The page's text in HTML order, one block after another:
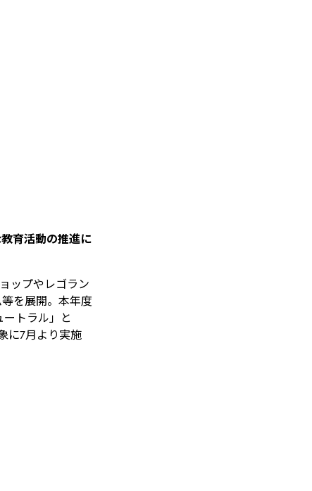
育活動の推進に
ップやレゴラン
を展開。本年度
トラル」と
に7月より実施